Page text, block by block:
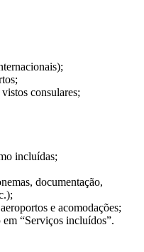
consulares;
incluídas;
documentação,
e acomodações;
“Serviços incluídos”.